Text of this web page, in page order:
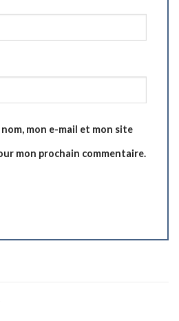
mon e-mail et mon site
mon prochain commentaire.